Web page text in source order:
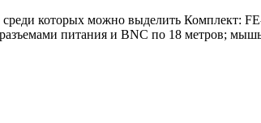
которых можно выделить Комплект:
питания и BNC по 18 метров;